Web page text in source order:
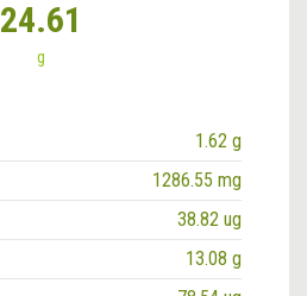
24.61
g
1.62 g
1286.55 mg
38.82 ug
13.08 g